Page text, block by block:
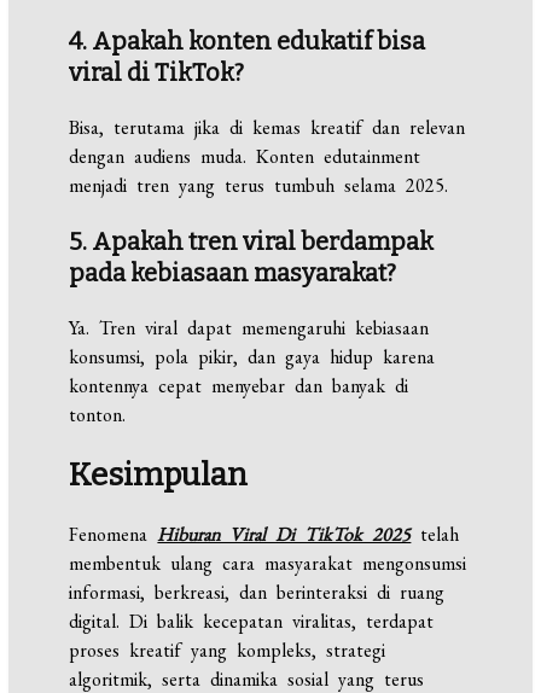
4. Apakah konten edukatif bisa
viral di TikTok?
Bisa, terutama jika di kemas kreatif dan relevan
dengan audiens muda. Konten edutainment
menjadi tren yang terus tumbuh selama 2025.
5. Apakah tren viral berdampak
pada kebiasaan masyarakat?
Ya. Tren viral dapat memengaruhi kebiasaan
konsumsi, pola pikir, dan gaya hidup karena
kontennya cepat menyebar dan banyak di
tonton.
Kesimpulan
FenomenaHiburan Viral Di TikTok 2025telah
membentuk ulang cara masyarakat mengonsumsi
informasi, berkreasi, dan berinteraksi di ruang
digital. Di balik kecepatan viralitas, terdapat
proses kreatif yang kompleks, strategi
algoritmik, serta dinamika sosial yang terus